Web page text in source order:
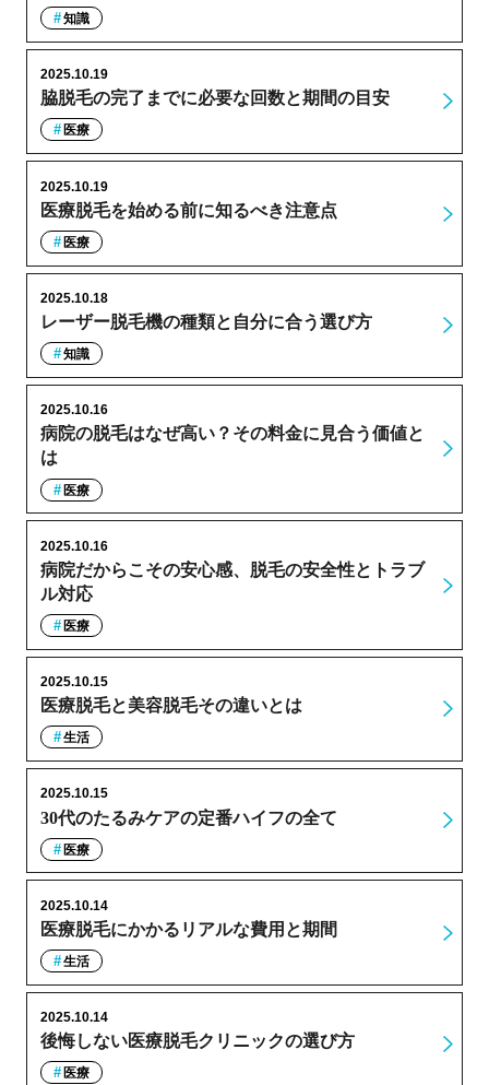
知識
脇脱毛の完了までに必要な回数と期間の目安
2025.10.19
医療
医療脱毛を始める前に知るべき注意点
2025.10.19
医療
レーザー脱毛機の種類と自分に合う選び方
2025.10.18
知識
病院の脱毛はなぜ高い？その料金に見合う価値と
は
2025.10.16
医療
病院だからこその安心感、脱毛の安全性とトラブ
ル対応
2025.10.16
医療
医療脱毛と美容脱毛その違いとは
2025.10.15
生活
30代のたるみケアの定番ハイフの全て
2025.10.15
医療
医療脱毛にかかるリアルな費用と期間
2025.10.14
生活
後悔しない医療脱毛クリニックの選び方
2025.10.14
医療